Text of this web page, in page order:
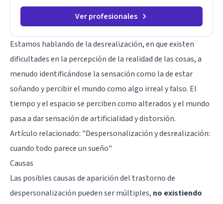
Ver profesionales
Estamos hablando de la desrealización, en que existen
dificultades en la percepción de la realidad de las cosas, a
menudo identificándose la sensación como la de estar
soñando y percibir el mundo como algo irreal y falso. El
tiempo y el espacio se perciben como alterados y el mundo
pasa a dar sensación de artificialidad y distorsión.
Artículo relacionado: "Despersonalización y desrealización:
cuando todo parece un sueño"
Causas
Las posibles causas de aparición del trastorno de
despersonalización pueden ser múltiples, no existiendo